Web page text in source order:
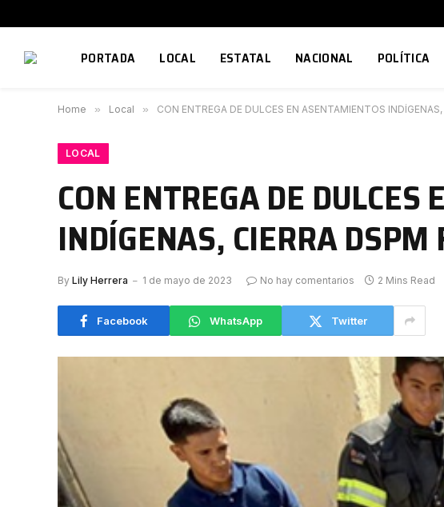
PORTADA LOCAL ESTATAL NACIONAL POLÍTICA
Home » Local » CON ENTREGA DE DULCES EN ASENTAMIENTOS
LOCAL
CON ENTREGA DE
INDÍGENAS, CIERRA
By Lily Herrera 1 de mayo de 2023 No hay comentarios 2 Mins Read
Facebook WhatsApp Twitter